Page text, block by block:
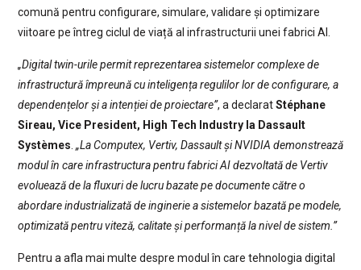
comună pentru configurare, simulare, validare și optimizare
viitoare pe întreg ciclul de viață al infrastructurii unei fabrici AI.
„Digital twin-urile permit reprezentarea sistemelor complexe de
infrastructură împreună cu inteligența regulilor lor de configurare, a
dependențelor și a intenției de proiectare”, a declaratStéphane
Sireau, Vice President, High Tech Industry la Dassault
Systèmes „La Computex, Vertiv, Dassault și NVIDIA demonstrează
modul în care infrastructura pentru fabrici AI dezvoltată de Vertiv
evoluează de la fluxuri de lucru bazate pe documente către o
abordare industrializată de inginerie a sistemelor bazată pe modele,
optimizată pentru viteză, calitate și performanță la nivel de sistem.”
Pentru a afla mai multe despre modul în care tehnologia digital